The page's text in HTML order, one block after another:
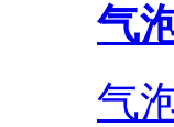
气
气